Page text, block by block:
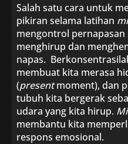
Salah satu cara untuk
pikiran selama latihan
mengontrol
menghirup dan
napas.
membuat kita merasa
(presentmoment), dan
tubuh kita bergerak
udara yang kita hirup.
membantu kita
respons emosional.